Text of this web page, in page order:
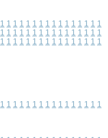
1 1 1 1 1 1 1 1 1 1 1 1 1 1 1 1
1 1 1 1 1 1 1 1 1 1 1 1 1 1 1 1
1 1 1 1 1 1 1 1 1 1 1 1 1 1 1 1
1 1 1 1 1 1 1 1 1 1 1 1 1 1 1 1